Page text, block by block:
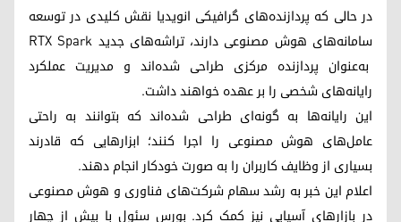
در حالی که پردازنده‌های گرافیکی انویدیا نقش کلیدی در توسعه
سامانه‌های هوش مصنوعی دارند، تراشه‌های جدید RTX Spark
به‌عنوان پردازنده مرکزی طراحی شده‌اند و مدیریت عملکرد
رایانه‌های شخصی را بر عهده خواهند داشت.
این رایانه‌ها به گونه‌ای طراحی شده‌اند که بتوانند به ‌راحتی
عامل‌های هوش مصنوعی را اجرا کنند؛ ابزارهایی که قادرند
بسیاری از وظایف کاربران را به ‌صورت خودکار انجام دهند.
اعلام این خبر به رشد سهام شرکت‌های فناوری و هوش مصنوعی
در بازارهای آسیایی نیز کمک کرد. بورس سئول با بیش از چهار